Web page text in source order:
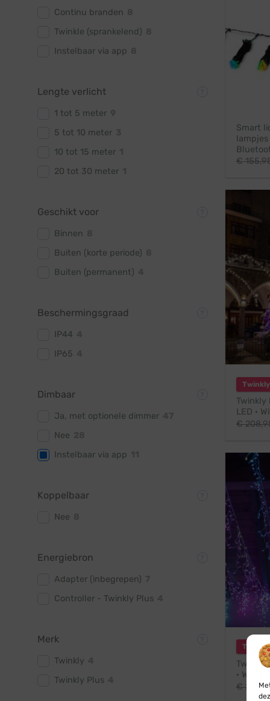
Continu branden
Twinkle (sprankelend)
Instelbaar via app
Lengte verlicht
1 tot 5 meter
5 tot 10 meter
10 tot 15 meter
20 tot 30 meter
Geschikt voor
Binnen
Buiten (korte periode)
Buiten (permanent)
Beschermingsgraad
IP44
IP65
Dimbaar
Ja, met optionele dimmer
Nee
Instelbaar via app
Koppelbaar
Nee
Energiebron
Adapter (inbegrepen)
Controller - Twinkly Plus
Merk
Twinkly
Twinkly Plus
Smart
lampjes
€
Twinkly
LED ·
€
Twinkly
Twinkly
· Wifi /
€